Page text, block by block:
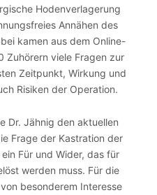
Hodenverlagerung
Annähen des
kamen aus dem Online-
Zuhörern viele Fragen zur
Zeitpunkt, Wirkung und
Risiken der Operation.
Dr. Jähnig den aktuellen
Frage der Kastration der
Für und Wider, das für
werden muss. Für die
besonderem Interesse